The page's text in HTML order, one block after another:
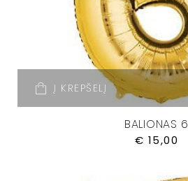
Į KREPŠELĮ
BALIONAS 6
€ 15,00